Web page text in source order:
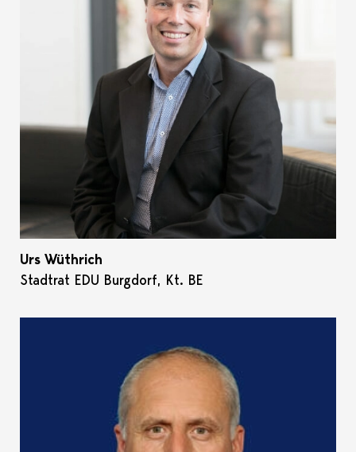
Urs Wüthrich
Stadtrat EDU Burgdorf, Kt. BE